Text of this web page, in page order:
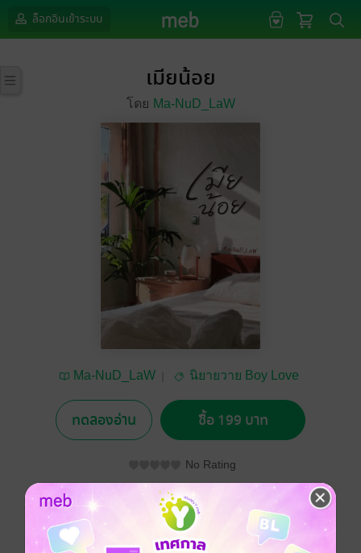
ล็อกอินเข้าระบบ
เมียน้อย
โดย Ma-NuD_LaW
Ma-NuD_LaW
นิยายวาย Boy Love
ทดลองอ่าน ซื้อ 199 บาท
No Rating
อยากได้ ซื้อเป็นของขวัญ แชร์